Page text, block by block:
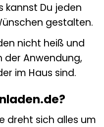
kannst Du jeden
gestalten.
nicht heiß und
der Anwendung,
im Haus sind.
dreht sich alles um